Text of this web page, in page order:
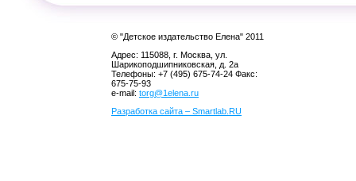
© "Детское издательство Елена" 2011
Адрес: 115088, г. Москва, ул.
Шарикоподшипниковская, д. 2а
Телефоны: +7 (495) 675-74-24 Факс:
675-75-93
e-mail: torg@1elena.ru
Разработка сайта – Smartlab.RU